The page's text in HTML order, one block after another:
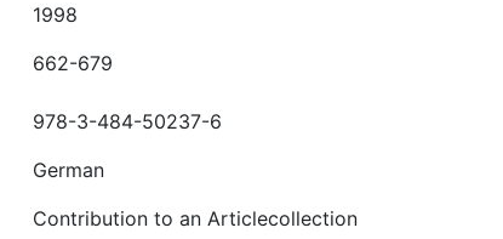
1998
662-679
978-3-484-50237-6
German
Contribution to an Articlecollection